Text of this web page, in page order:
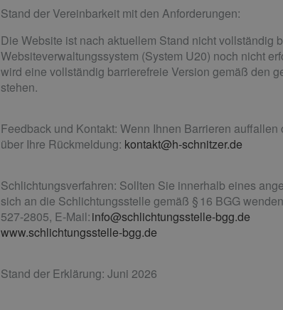
Stand der Vereinbarkeit mit den Anforderungen:
Die Website ist nach aktuellem Stand nicht vollständig
Websiteverwaltungssystem (System U20) noch nicht
wird eine vollständig barrierefreie Version gemäß den
stehen.
Feedback und Kontakt: Wenn Ihnen Barrieren
über Ihre Rückmeldung: kontakt@h-schnitzer.de
Schlichtungsverfahren: Sollten Sie innerhalb eines
sich an die Schlichtungsstelle gemäß § 16 BGG
527-2805, E-Mail:info@schlichtungsstelle-bgg.de
www.schlichtungsstelle-bgg.de
Stand der Erklärung: Juni 2026